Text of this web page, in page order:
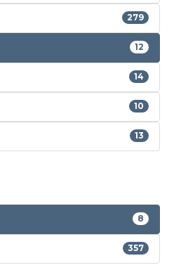
279
12
14
10
13
8
357